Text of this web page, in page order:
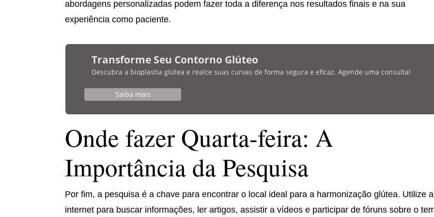
abordagens personalizadas podem fazer toda a diferença nos resultados finais e na sua
experiência como paciente.
Transforme Seu Contorno Glúteo
Descubra a bioplastia glútea e realce suas curvas de forma segura e eficaz. Agende uma consulta!
Saiba mais
Onde fazer Quarta-feira: A
Importância da Pesquisa
Por fim, a pesquisa é a chave para encontrar o local ideal para a harmonização glútea. Utilize a
internet para buscar informações, ler artigos, assistir a vídeos e participar de fóruns sobre o